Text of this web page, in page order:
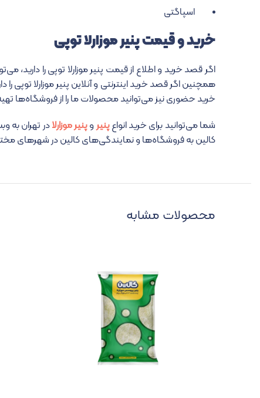
اسپاگتی
خرید و قیمت پنیر موزارلا توپی
همچنین اگر قصد خرید اینترنتی و آنلاین پنیر موزارلا
خرید حضوری نیز می‌توانید محصولات ما را از فروشگاه‌ها
شما می‌توانید برای خرید انواعپنیروپنیر موزارلادر تهران به
کالین به فروشگاه‌ها و نمایندگی‌های کالین در شهرهای
محصولات مشابه